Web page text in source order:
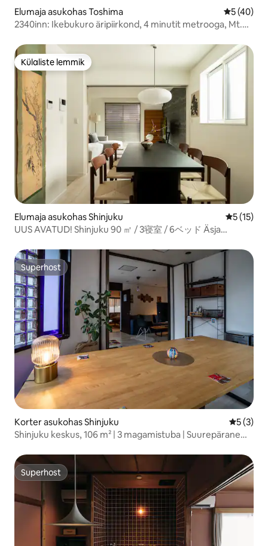
Elumaja asukohas Toshima Keskmine
5 (40)
2340inn: Ikebukuro äripiirkond, 4 minutit metrooga, Mt.
Jaapani tatami + elutuba, 2 vannituba
Külaliste lemmik
Külaliste lemmik
Elumaja asukohas Shinjuku
5 (15)
UUS AVATUD! Shinjuku 90 ㎡ / 3寝室 / 6ベッド Äsja
Superhost
Superhost
Korter asukohas Shinjuku
5 (3)
Shinjuku keskus, 106 m² | 3 magamistuba | Suurepärane
Superhost
Superhost